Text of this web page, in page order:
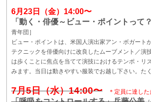
6月23日（金）14:00〜
「動く・俳優～ビュー・ポイントって
青年団］
ビュー・ポイントは、米国人演出家アン・ボガート
テクニックを俳優向けに改良したムーブメント／演
は歩くことに焦点を当てて演技におけるテンポ・リ
みます。当日は動きやすい服装でお越し下さい。た
7月5日（水）14:00〜 ＊ 定員に達し